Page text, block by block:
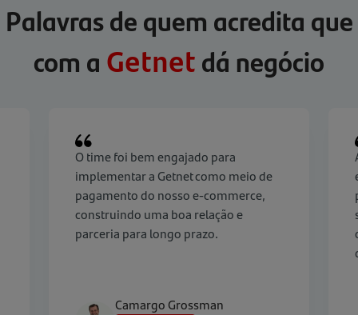
Palavras de quem acredita que
com a Getnetdá negócio
O time foi bem engajado para
implementar a Getnet como meio de
pagamento do nosso e-commerce,
construindo uma boa relação e
parceria para longo prazo.
Camargo Grossman